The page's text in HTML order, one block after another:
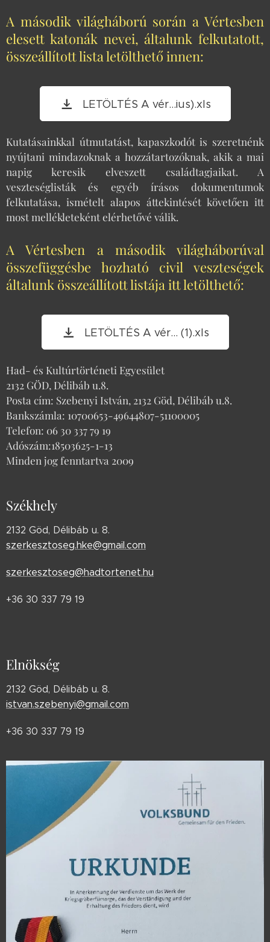
A második világháború során a Vértesben
elesett katonák nevei, általunk felkutatott,
összeállított lista letölthető innen:
LETÖLTÉS A vér...ius).xls
Kutatásainkkal útmutatást, kapaszkodót is szeretnénk
nyújtani mindazoknak a hozzátartozóknak, akik a mai
napig keresik elveszett családtagjaikat. A
veszteséglisták és egyéb írásos dokumentumok
felkutatása, ismételt alapos áttekintését követően itt
most mellékleteként elérhetővé válik.
A Vértesben a második világháborúval
összefüggésbe hozható civil veszteségek
általunk összeállított listája itt letölthető:
LETÖLTÉS A vér... (1).xls
Had- és Kultúrtörténeti Egyesület
2132 GÖD, Délibáb u.8.
Posta cím: Szebenyi István, 2132 Göd, Délibáb u.8.
Bankszámla: 10700653-49644807-51100005
Telefon: 06 30 337 79 19
Adószám:18503625-1-13
Minden jog fenntartva 2009
Székhely
2132 Göd, Délibáb u. 8.
szerkesztoseg.hke@gmail.com
szerkesztoseg@hadtortenet.hu
+36 30 337 79 19
Elnökség
2132 Göd, Délibáb u. 8.
istvan.szebenyi@gmail.com
+36 30 337 79 19